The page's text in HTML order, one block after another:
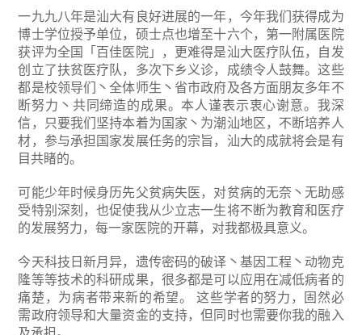
一九九八年是汕大有良好进展的一年，今年我们获得成为
博士学位授予单位，硕士点也增至十六个，第一附属医院
获评为全国「百佳医院」，更难得是汕大医疗队伍，自发
创立了扶贫医疗队，多次下乡义诊，成绩令人鼓舞。这些
都是校领导们丶全体师生丶省市政府及各方面朋友多年不
断努力丶共同缔造的成果。本人谨表示衷心谢意。我深
信，只要我们坚持本着为国家丶为潮汕地区，不断培养人
材，参与承担国家发展任务的宗旨，汕大的成就将会是有
目共睹的。
可能少年时候身历先父贫病失医，对贫病的无奈丶无助感
受特别深刻，也促使我从少立志一生将不断为教育和医疗
的发展努力，每一家医院的开幕，对我都极具意义。
今天科技日新月异，遗传密码的破译丶基因工程丶动物克
隆等等技术的科研成果，很多都是可以应用在减低病者的
痛楚，为病者带来新的希望。 这些学者的努力，固然必
需政府领导和大量资金的支持，但同时也需要你我的融入